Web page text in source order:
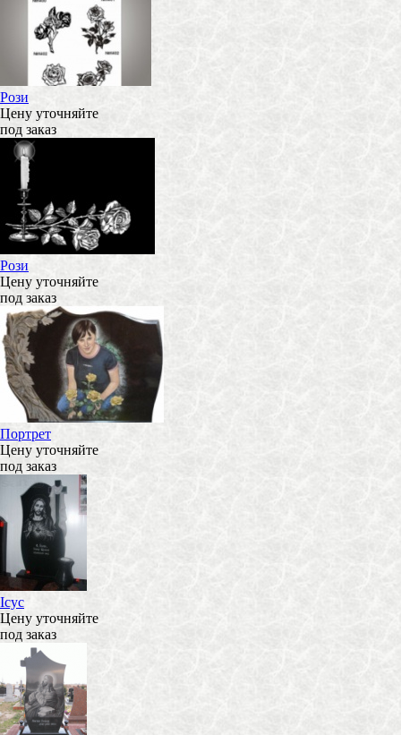
Рози
Цену уточняйте
под заказ
Рози
Цену уточняйте
под заказ
Портрет
Цену уточняйте
под заказ
Ісус
Цену уточняйте
под заказ